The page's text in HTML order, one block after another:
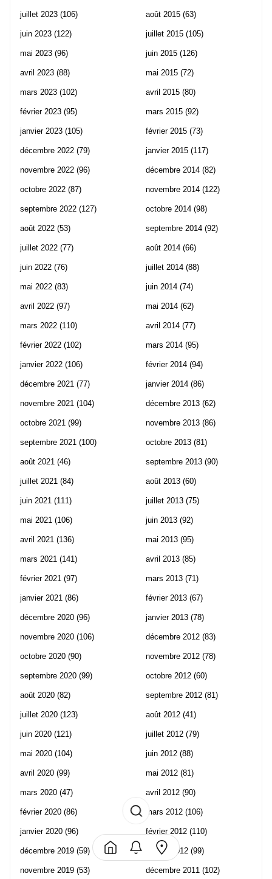
juillet 2023 (106)
juin 2023 (122)
mai 2023 (96)
avril 2023 (88)
mars 2023 (102)
février 2023 (95)
janvier 2023 (105)
décembre 2022 (79)
novembre 2022 (96)
octobre 2022 (87)
septembre 2022 (127)
août 2022 (53)
juillet 2022 (77)
juin 2022 (76)
mai 2022 (83)
avril 2022 (97)
mars 2022 (110)
février 2022 (102)
janvier 2022 (106)
décembre 2021 (77)
novembre 2021 (104)
octobre 2021 (99)
septembre 2021 (100)
août 2021 (46)
juillet 2021 (84)
juin 2021 (111)
mai 2021 (106)
avril 2021 (136)
mars 2021 (141)
février 2021 (97)
janvier 2021 (86)
décembre 2020 (96)
novembre 2020 (106)
octobre 2020 (90)
septembre 2020 (99)
août 2020 (82)
juillet 2020 (123)
juin 2020 (121)
mai 2020 (104)
avril 2020 (99)
mars 2020 (47)
février 2020 (86)
janvier 2020 (96)
décembre 2019 (59)
novembre 2019 (53)
août 2015 (63)
juillet 2015 (105)
juin 2015 (126)
mai 2015 (72)
avril 2015 (80)
mars 2015 (92)
février 2015 (73)
janvier 2015 (117)
décembre 2014 (82)
novembre 2014 (122)
octobre 2014 (98)
septembre 2014 (92)
août 2014 (66)
juillet 2014 (88)
juin 2014 (74)
mai 2014 (62)
avril 2014 (77)
mars 2014 (95)
février 2014 (94)
janvier 2014 (86)
décembre 2013 (62)
novembre 2013 (86)
octobre 2013 (81)
septembre 2013 (90)
août 2013 (60)
juillet 2013 (75)
juin 2013 (92)
mai 2013 (95)
avril 2013 (85)
mars 2013 (71)
février 2013 (67)
janvier 2013 (78)
décembre 2012 (83)
novembre 2012 (78)
octobre 2012 (60)
septembre 2012 (81)
août 2012 (41)
juillet 2012 (79)
juin 2012 (88)
mai 2012 (81)
avril 2012 (90)
mars 2012 (106)
février 2012 (110)
janvier 2012 (99)
décembre 2011 (102)